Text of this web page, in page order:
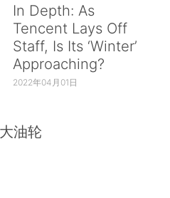
In Depth: As
Tencent Lays Off
Staff, Is Its ‘Winter’
Approaching?
2022年04月01日
油轮